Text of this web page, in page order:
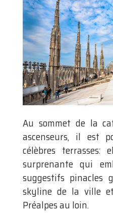
Au sommet de la
ascenseurs, il est
célèbres
surprenante qui
suggestifs pinacles
skyline de la ville
Préalpes au loin.